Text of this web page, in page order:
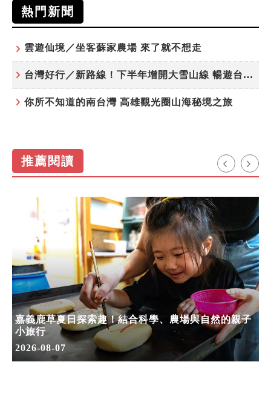
熱門新聞
雲遊仙境／坐客蘇家農場 來了就不想走
台灣好行／新路線！下半年增開大雪山線 暢遊台中更便利
你所不知道的南台灣 高雄觀光圈山海秘境之旅
推薦閱讀
嘉義鹿草夏日探索趣！結合科學、農場與自然的親子
小旅行
2026-08-07